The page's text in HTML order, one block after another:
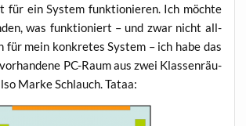
für ein Sys­tem funk­tio­nie­ren. Ich möch­te
was funk­tio­niert – und zwar nicht all­
für mein kon­kre­tes Sys­tem – ich habe das
PC-Raum aus zwei Klas­sen­räu­
Mar­ke Schlauch. Tataa: